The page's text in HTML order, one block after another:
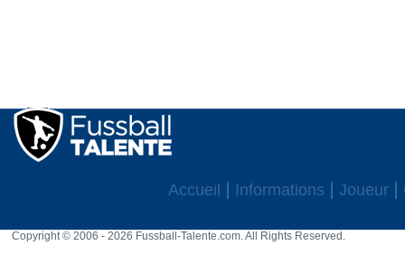
Accueil Informations Joueur
Copyright © 2006 - 2026 Fussball-Talente.com. All Rights Reserved.